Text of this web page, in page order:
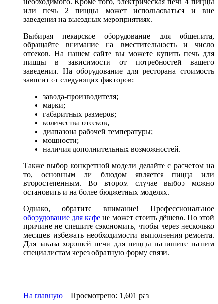
или печь 2 пиццы может использоваться и вне
заведения на выездных мероприятиях.
Выбирая пекарское оборудование для общепита,
обращайте внимание на вместительность и число
отсеков. На нашем сайте вы можете купить печь для
пиццы в зависимости от потребностей вашего
заведения. На оборудование для ресторана стоимость
зависит от следующих факторов:
завода-производителя;
марки;
габаритных размеров;
количества отсеков;
диапазона рабочей температуры;
мощности;
наличия дополнительных возможностей.
Также выбор конкретной модели делайте с расчетом на
то, основным ли блюдом является пицца или
второстепенным. Во втором случае выбор можно
остановить и на более бюджетных моделях.
Однако, обратите внимание! Профессиональное
оборудование для кафе не может стоить дёшево. По этой
причине не спешите сэкономить, чтобы через несколько
месяцев избежать необходимости выполнения ремонта.
Для заказа хорошей печи для пиццы напишите нашим
специалистам через обратную форму связи.
На главную Просмотрено: 1,601 раз